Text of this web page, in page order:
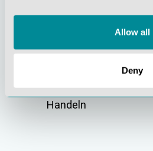
Allow all
Deny
Nachhaltiges
Handeln